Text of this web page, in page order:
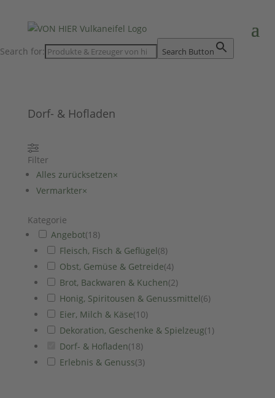
Search for: Search Button
Dorf- & Hofladen
Filter
Alles zurücksetzen×
Vermarkter×
Kategorie
Angebot(18)
Fleisch, Fisch & Geflügel(8)
Obst, Gemüse & Getreide(4)
Brot, Backwaren & Kuchen(2)
Honig, Spiritousen & Genussmittel(6)
Eier, Milch & Käse(10)
Dekoration, Geschenke & Spielzeug(1 )
Dorf- & Hofladen(18)
Erlebnis & Genuss(3)